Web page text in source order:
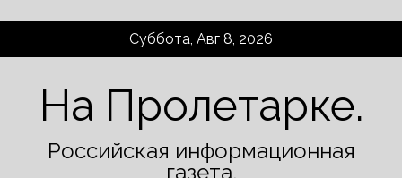
Суббота, Авг 8, 2026
На Пролетарке.
Российская информационная
газета.